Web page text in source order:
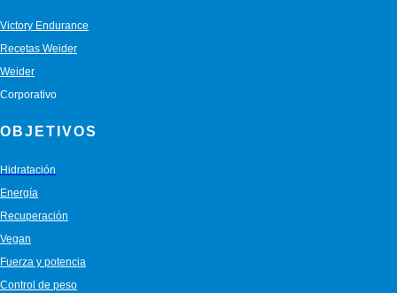
Victory Endurance
Recetas Weider
Weider
Corporativo
OBJETIVOS
Hidratación
Energía
Recuperación
Vegan
Fuerza y potencia
Control de peso